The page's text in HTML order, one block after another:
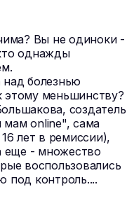
Вы не одиноки -
однажды
болезнью
этому меньшинству?
создатель
мам online", сама
лет в ремиссии),
еще - множество
воспользовались
под контроль....